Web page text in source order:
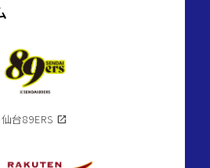
仙台89ERS open_in_new